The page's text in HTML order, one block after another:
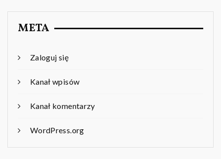
META
Zaloguj się
Kanał wpisów
Kanał komentarzy
WordPress.org